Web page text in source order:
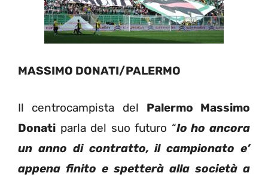
MASSIMO DONATI/PALERMO
Il centrocampista del Palermo Massimo
Donati parla del suo futuro “Io ho ancora
un anno di contratto, il campionato e’
appena finito e spetterà alla società a